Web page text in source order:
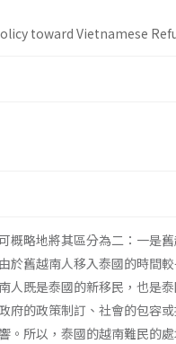
toward Vietnamese
略地將其區分為二：一是
於舊越南人移入泰國的時間
人既是泰國的新移民，也是
府的政策制訂、社會的包容
所以，泰國的越南難民的